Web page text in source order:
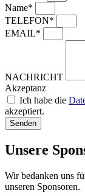
Name*
TELEFON*
EMAIL*
NACHRICHT
Akzeptanz
Ich habe die
akzeptiert.
Senden
Unsere
Wir bedanken uns
unseren Sponsoren.